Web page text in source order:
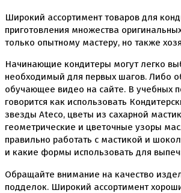
Широкий ассортимент товаров для
приготовления множества
только опытному мастеру, но также
Начинающие кондитеры могут легко
необходимый для первых шагов. Либо
обучающее видео на сайте. В учебных
говорится как использовать
звезды Ateco, цветы из сахарной
геометрические и цветочные узоры
правильно работать с мастикой и
и какие формы использовать для
Обращайте внимание на качество
подделок. Широкий ассортимент